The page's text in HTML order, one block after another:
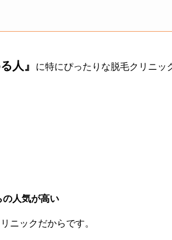
人』 に特にぴったりな脱毛クリニッ
の人気が高い
ニックだからです。